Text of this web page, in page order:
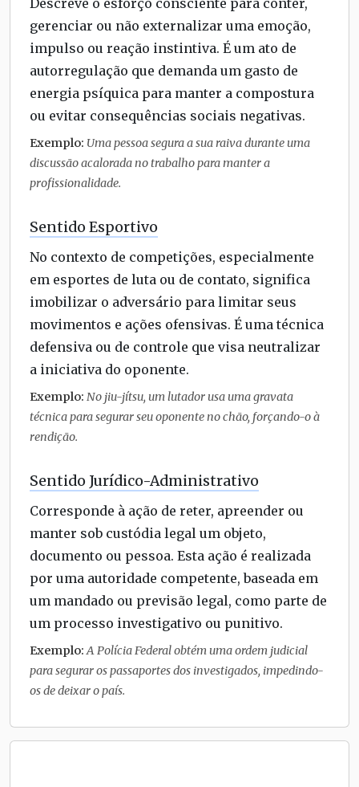
Descreve o esforço consciente para conter,
gerenciar ou não externalizar uma emoção,
impulso ou reação instintiva. É um ato de
autorregulação que demanda um gasto de
energia psíquica para manter a compostura
ou evitar consequências sociais negativas.
Exemplo: Uma pessoa segura a sua raiva durante uma
discussão acalorada no trabalho para manter a
profissionalidade.
Sentido Esportivo
No contexto de competições, especialmente
em esportes de luta ou de contato, significa
imobilizar o adversário para limitar seus
movimentos e ações ofensivas. É uma técnica
defensiva ou de controle que visa neutralizar
a iniciativa do oponente.
Exemplo: No jiu-jítsu, um lutador usa uma gravata
técnica para segurar seu oponente no chão, forçando-o à
rendição.
Sentido Jurídico-Administrativo
Corresponde à ação de reter, apreender ou
manter sob custódia legal um objeto,
documento ou pessoa. Esta ação é realizada
por uma autoridade competente, baseada em
um mandado ou previsão legal, como parte de
um processo investigativo ou punitivo.
Exemplo: A Polícia Federal obtém uma ordem judicial
para segurar os passaportes dos investigados, impedindo-
os de deixar o país.